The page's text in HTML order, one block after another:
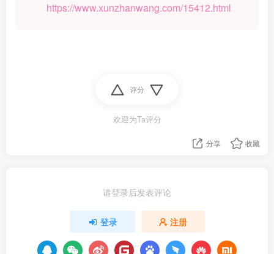
https://www.xunzhanwang.com/15412.html
评分
欢迎为Ta评分
分享 收藏
请登录后发表评论
登录 注册